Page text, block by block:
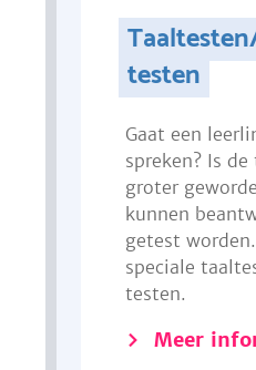
testen
Gaat een
spreken? Is
groter
kunnen
getest
speciale
testen.
Meer